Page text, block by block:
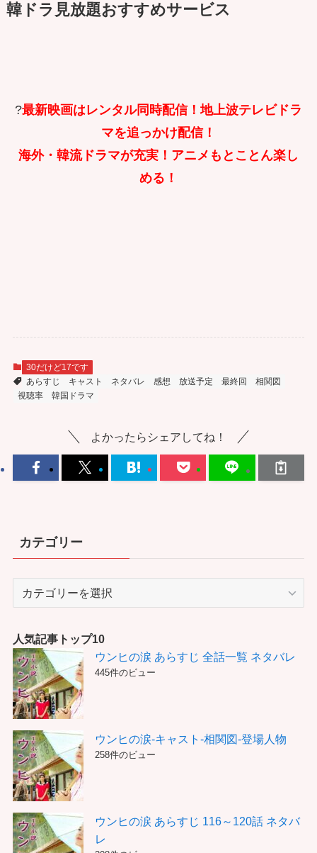
韓ドラ見放題おすすめサービス
?最新映画はレンタル同時配信！地上波テレビドラ
マを追っかけ配信！
海外・韓流ドラマが充実！アニメもとことん楽し
める！
30だけど17です
あらすじ
キャスト ネタバレ 感想 放送予定 最終回
相関図
視聴率
韓国ドラマ
よかったらシェアしてね！
カテゴリー
リ
ー
人気記事トップ10
ウンヒの涙 あらすじ 全話一覧 ネタバレ
445件のビュー
ウンヒの涙-キャスト-相関図-登場人物
258件のビュー
ウンヒの涙 あらすじ 116～120話 ネタバ
レ